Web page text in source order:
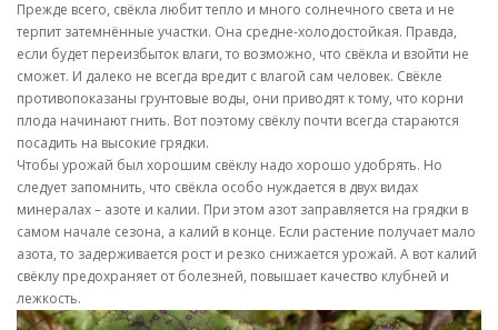
Прежде всего, свёкла любит тепло и много солнечного света и не
терпит затемнённые участки. Она средне-холодостойкая. Правда,
если будет переизбыток влаги, то возможно, что свёкла и взойти не
сможет. И далеко не всегда вредит с влагой сам человек. Свёкле
противопоказаны грунтовые воды, они приводят к тому, что корни
плода начинают гнить. Вот поэтому свёклу почти всегда стараются
посадить на высокие грядки.
Чтобы урожай был хорошим свёклу надо хорошо удобрять. Но
следует запомнить, что свёкла особо нуждается в двух видах
минералах – азоте и калии. При этом азот заправляется на грядки в
самом начале сезона, а калий в конце. Если растение получает мало
азота, то задерживается рост и резко снижается урожай. А вот калий
свёклу предохраняет от болезней, повышает качество клубней и
лежкость.